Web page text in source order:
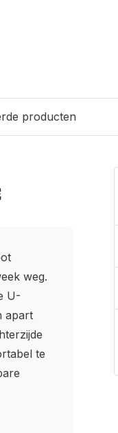
producten
weg.
U-
apart
te